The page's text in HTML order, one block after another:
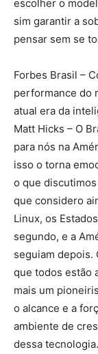
escolher o
sim garantir a
pensar sem se
Forbes Brasil –
performance do
atual era da
Matt Hicks – O
para nós na
isso o torna
o que
que considero
Linux, os
segundo, e a
seguiam
que todos estão
mais um
o alcance e a
ambiente de
dessa